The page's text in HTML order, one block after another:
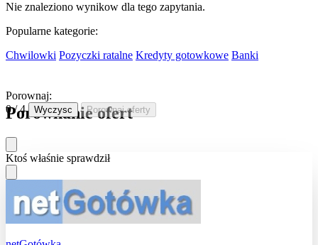
Nie znaleziono wynikow dla tego zapytania.
Popularne kategorie:
Chwilowki Pozyczki ratalne Kredyty gotowkowe Banki
Porownaj:
0 / 4
Wyczysc Porownaj oferty
Porownanie ofert
Ktoś właśnie sprawdził